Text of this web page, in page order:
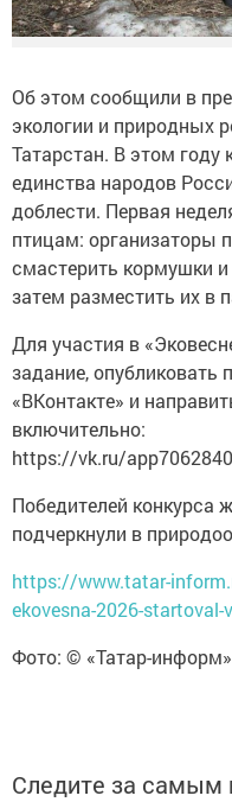
Об этом сообщили в
экологии и природных
Татарстан. В этом году
единства народов
доблести. Первая
птицам: организаторы
смастерить кормушки
затем разместить их в
Для участия в
задание, опубликовать
«ВКонтакте» и
включительно:
https://vk.ru/
Победителей конкурса
подчеркнули в
https://www.tatar-
ekovesna-2026-
Фото: © «Татар-информ»
Следите за